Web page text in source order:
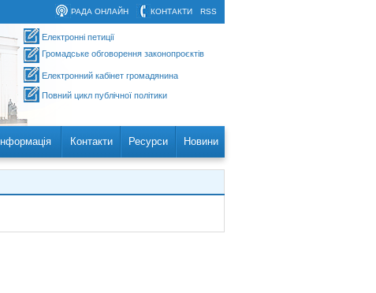
RSS
КОНТАКТИ
РАДА ОНЛАЙН
Електронні петиції
Громадське обговорення законопроєктів
Електронний кабінет громадянина
Повний цикл публічної політики
Інформація Контакти Ресурси Новини